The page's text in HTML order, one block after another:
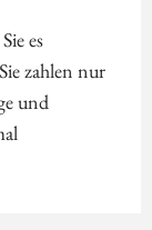
es
zahlen nur
und